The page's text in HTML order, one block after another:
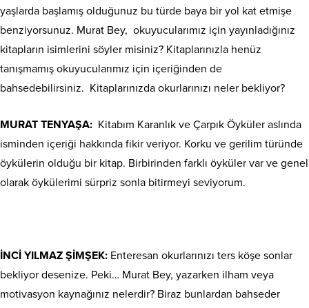
yaşlarda başlamış olduğunuz bu türde baya bir yol kat etmişe
benziyorsunuz. Murat Bey, okuyucularımız için yayınladığınız
kitapların isimlerini söyler misiniz? Kitaplarınızla henüz
tanışmamış okuyucularımız için içeriğinden de
bahsedebilirsiniz. Kitaplarınızda okurlarınızı neler bekliyor?
MURAT TENYAŞA: Kitabım Karanlık ve Çarpık Öyküler aslında
isminden içeriği hakkında fikir veriyor. Korku ve gerilim türünde
öykülerin olduğu bir kitap. Birbirinden farklı öyküler var ve genel
olarak öykülerimi sürpriz sonla bitirmeyi seviyorum.
İNCİ YILMAZ ŞİMŞEK: Enteresan okurlarınızı ters köşe sonlar
bekliyor desenize. Peki… Murat Bey, yazarken ilham veya
motivasyon kaynağınız nelerdir? Biraz bunlardan bahseder